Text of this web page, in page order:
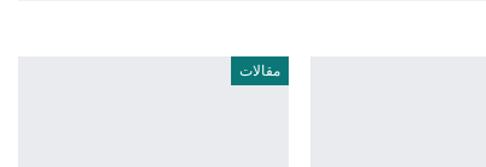
مقالات